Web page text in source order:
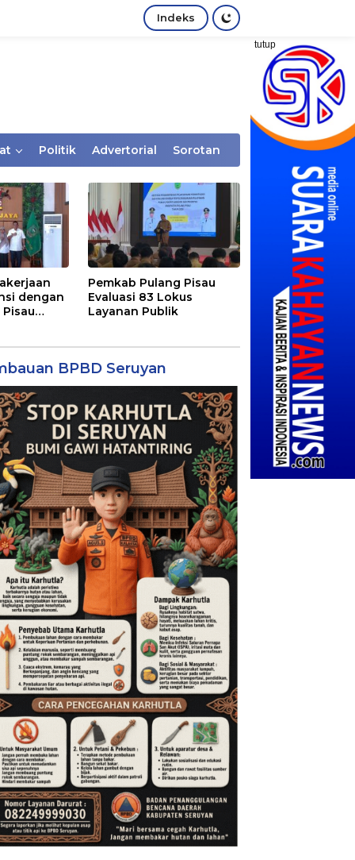
Indeks
tutup
Politik Advertorial Sorotan
dengan
Pemkab Pulang Pisau
Evaluasi 83 Lokus
Layanan Publik
BPBD Seruyan